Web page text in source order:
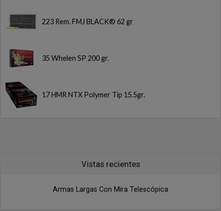
223 Rem. FMJ BLACK® 62 gr
35 Whelen SP 200 gr.
17 HMR NTX Polymer Tip 15.5gr.
Vistas recientes
Armas Largas Con Mira Telescópica